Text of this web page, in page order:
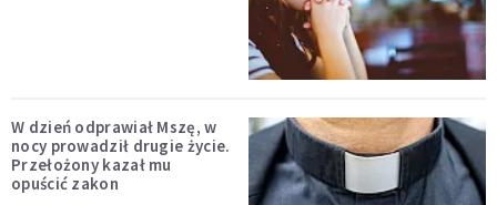
W dzień odprawiał Mszę, w
nocy prowadził drugie życie.
Przełożony kazał mu
opuścić zakon